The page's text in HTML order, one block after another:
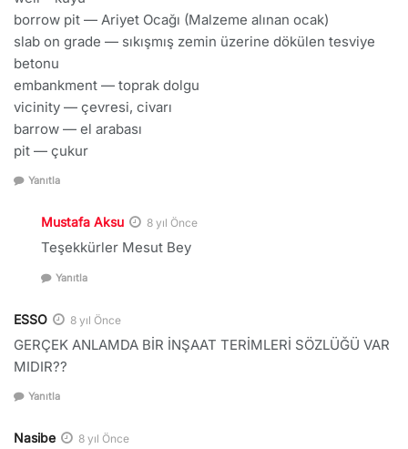
borrow pit — Ariyet Ocağı (Malzeme alınan ocak)
slab on grade — sıkışmış zemin üzerine dökülen tesviye
betonu
embankment — toprak dolgu
vicinity — çevresi, civarı
barrow — el arabası
pit — çukur
Yanıtla
Mustafa Aksu 8 yıl Önce
Teşekkürler Mesut Bey
Yanıtla
ESSO 8 yıl Önce
GERÇEK ANLAMDA BİR İNŞAAT TERİMLERİ SÖZLÜĞÜ VAR
MIDIR??
Yanıtla
Nasibe 8 yıl Önce